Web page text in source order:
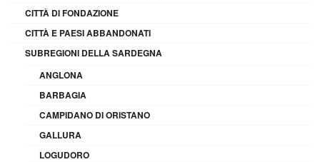
CITTÀ DI FONDAZIONE
CITTÀ E PAESI ABBANDONATI
SUBREGIONI DELLA SARDEGNA
ANGLONA
BARBAGIA
CAMPIDANO DI ORISTANO
GALLURA
LOGUDORO